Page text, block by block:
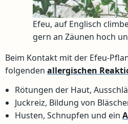
Efeu, auf Englisch
gern an Zäunen hoch
Beim Kontakt mit der Efeu-
folgenden allergischen
Rötungen der Haut,
Juckreiz, Bildung von
Husten, Schnupfen und ein